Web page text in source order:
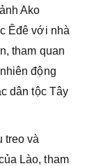
Ako
Êđê với nhà
tham quan
động
dân tộc Tây
treo và
Lào, tham